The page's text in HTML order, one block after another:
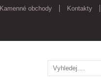
Kamenné obchody
Kontakty